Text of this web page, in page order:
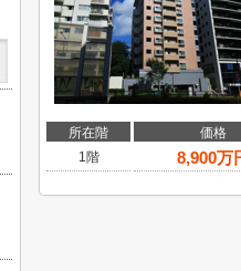
所在階
価格
1階
8,900万